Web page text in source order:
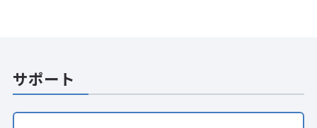
サポート